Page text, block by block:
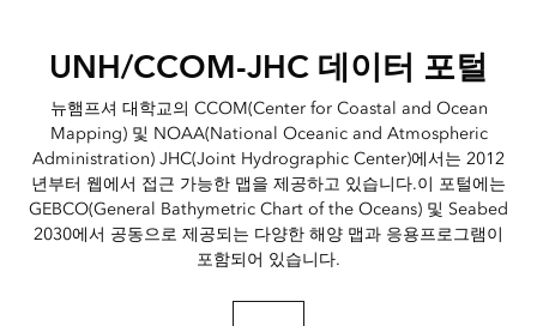
UNH/CCOM-JHC 데이터 포털
뉴햄프셔 대학교의 CCOM(Center for Coastal and Ocean
Mapping) 및 NOAA(National Oceanic and Atmospheric
Administration) JHC(Joint Hydrographic Center)에서는 2012
년부터 웹에서 접근 가능한 맵을 제공하고 있습니다.이 포털에는
GEBCO(General Bathymetric Chart of the Oceans) 및 Seabed
2030에서 공동으로 제공되는 다양한 해양 맵과 응용프로그램이
포함되어 있습니다.